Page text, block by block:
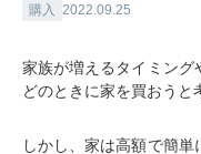
購入 2022.09.25
家族が増えるタイミング
どのときに家を買おうと
しかし、家は高額で簡単